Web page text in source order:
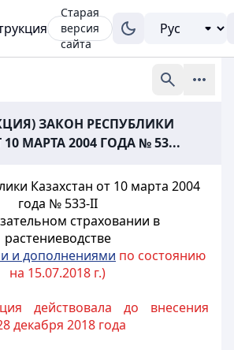
Старая
версия
сайта
ЗАКОН РЕСПУБЛИКИ
МАРТА 2004 ГОДА № 53...
Казахстан от 10 марта 2004
года № 533-II
страховании в
растениеводстве
и дополнениями по состоянию
на 15.07.2018 г.)
действовала до внесения
декабря 2018 года